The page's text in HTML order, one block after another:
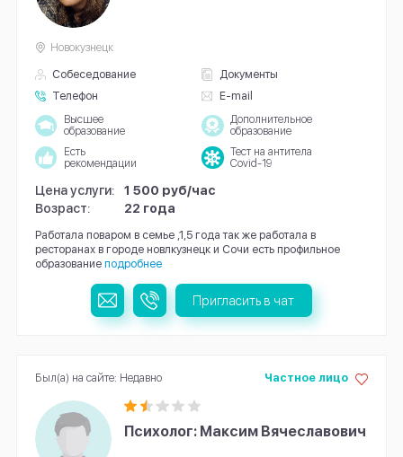
Собеседование
Документы
Телефон
E-mail
Новокузнецк
Высшее
образование
Дополнительное
образование
Есть
рекомендации
Тест на антитела
Covid-19
Цена услуги:
1 500 руб/час
Возраст:
22 года
Работала поваром в семье ,1,5 года так же работала в
ресторанах в городе новлкузнецк и Сочи есть профильное
образование подробнее
Пригласить в чат
Психолог: Максим Вячеславович
Частное лицо
Был(а) на сайте: Недавно